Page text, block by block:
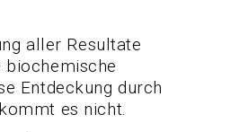
aller Resultate
Entdeckung durch
es nicht.